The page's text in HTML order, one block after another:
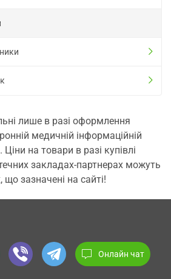
лише в разі оформлення
медичній інформаційній
на товари в разі купівлі
закладах-партнерах можуть
що зазначені на сайті!
Онлайн чат